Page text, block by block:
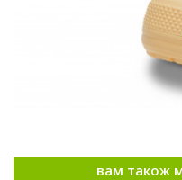
вам також